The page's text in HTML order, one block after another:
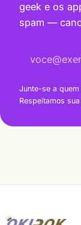
geek e os
spam —
Junte-se a
Respeitamos